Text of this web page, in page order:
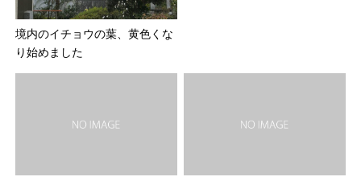
境内のイチョウの葉、黄色くな
り始めました